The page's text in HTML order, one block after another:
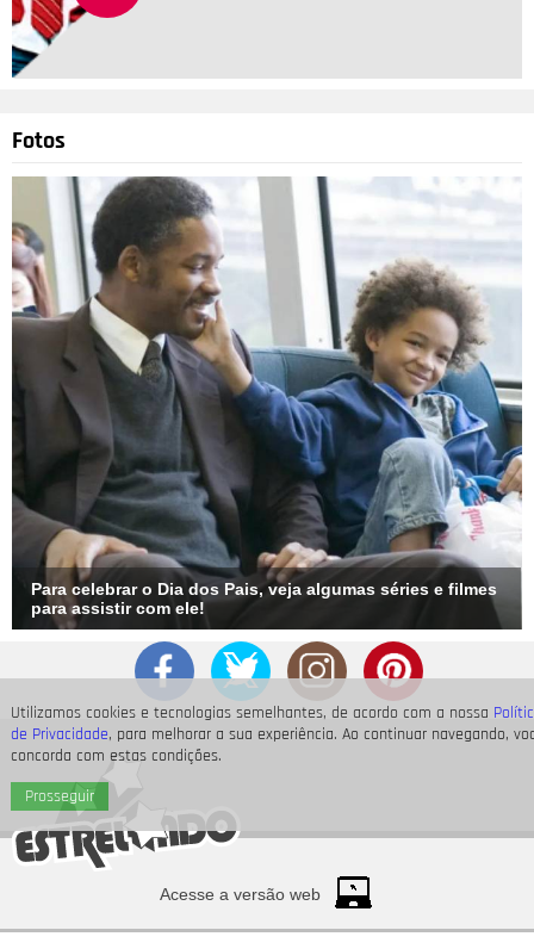
Utilizamos cookies e tecnologias semelhantes, de acordo com a nossa
de Privacidade, para melhorar a sua experiência. Ao continuar navegando,
concorda com estas condições.
Prosseguir
Fotos
Para celebrar o Dia dos Pais, veja algumas séries e filmes
para assistir com ele!
Acesse a versão web